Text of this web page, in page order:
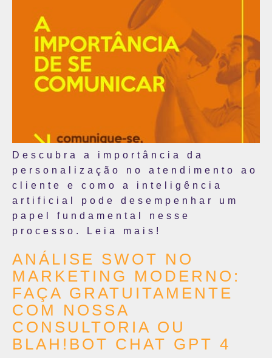
Descubra a importância da
personalização no atendimento ao
cliente e como a inteligência
artificial pode desempenhar um
papel fundamental nesse
processo. Leia mais!
ANÁLISE SWOT NO
MARKETING MODERNO:
FAÇA GRATUITAMENTE
COM NOSSA
CONSULTORIA OU
BLAH!BOT CHAT GPT 4